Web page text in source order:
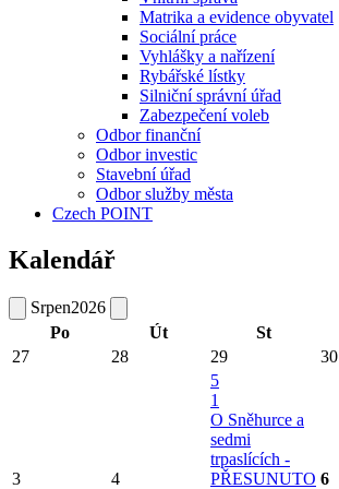
Matrika a evidence obyvatel
Sociální práce
Vyhlášky a nařízení
Rybářské lístky
Silniční správní úřad
Zabezpečení voleb
Odbor finanční
Odbor investic
Stavební úřad
Odbor služby města
Czech POINT
Kalendář
Srpen2026
Po
Út St
27
28 29 30
3 4
5
1
O Sněhurce a
sedmi
trpaslících -
PŘESUNUTO 6